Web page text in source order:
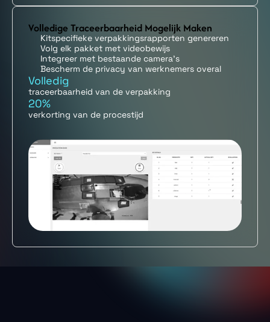
Volledige Traceerbaarheid Mogelijk Maken
Kitspecifieke verpakkingsrapporten genereren
Volg elk pakket met videobewijs
Integreer met bestaande camera's
Bescherm de privacy van werknemers overal
Volledig
traceerbaarheid van de verpakking
20%
verkorting van de procestijd